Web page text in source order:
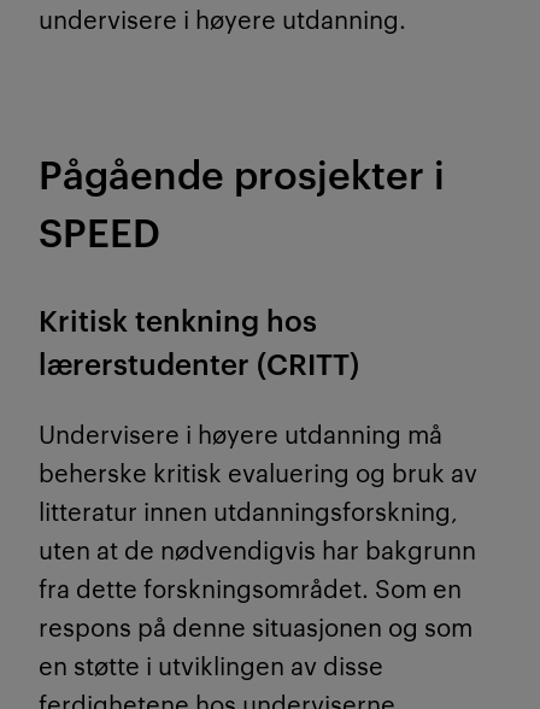
undervisere i høyere utdanning.
Pågående prosjekter i
SPEED
Kritisk tenkning hos
lærerstudenter (CRITT)
Undervisere i høyere utdanning må
beherske kritisk evaluering og bruk av
litteratur innen utdanningsforskning,
uten at de nødvendigvis har bakgrunn
fra dette forskningsområdet. Som en
respons på denne situasjonen og som
en støtte i utviklingen av disse